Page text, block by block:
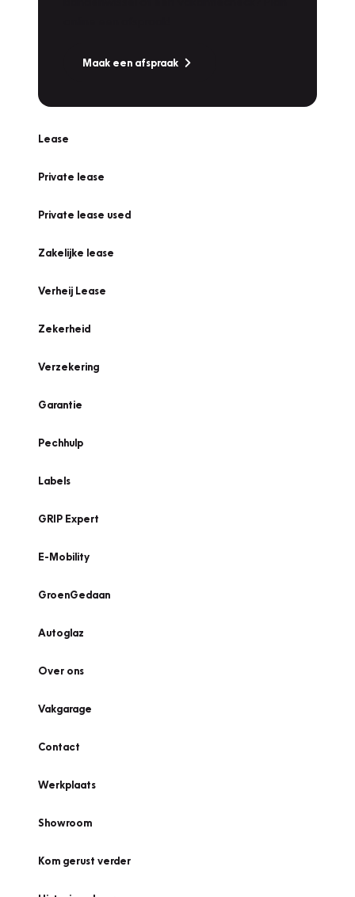
Maak een afspraak
Lease
Private lease
Private lease used
Zakelijke lease
Verheij Lease
Zekerheid
Verzekering
Garantie
Pechhulp
Labels
GRIP Expert
E-Mobility
GroenGedaan
Autoglaz
Over ons
Vakgarage
Contact
Werkplaats
Showroom
Kom gerust verder